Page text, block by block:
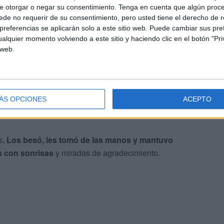
otorgar o negar su consentimiento. Tenga en cuenta que algún
no requerir de su consentimiento, pero usted tiene el derecho de
se aplicarán solo a este sitio web. Puede cambiar sus
momento volviendo a este sitio y haciendo clic en el botón
OPCIONES ACEPTO
Provincial de Asociaciones de Vecinos.
antes del encendido. El presidente Juan Vivas ha
a saludar a losancianos de la residencia
al árbol de Navidad instalado en el centro de la
. Los besó, les tomó de las manos y mantuvo
con sonrisas y miradas de agradecimiento.